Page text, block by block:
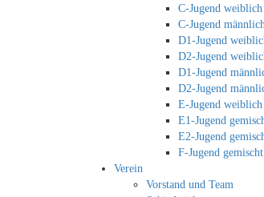
C-Jugend weiblich
C-Jugend
D1-Jugend
D2-Jugend
D1-Jugend
D2-Jugend
E-Jugend weiblich
E1-Jugend
E2-Jugend
F-Jugend
Verein
Vorstand und Team